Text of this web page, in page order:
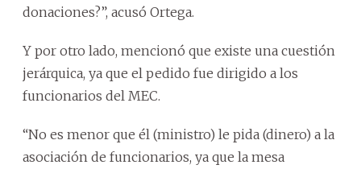
donaciones?”, acusó Ortega.
Y por otro lado, mencionó que existe una cuestión
jerárquica, ya que el pedido fue dirigido a los
funcionarios del MEC.
“No es menor que él (ministro) le pida (dinero) a la
asociación de funcionarios, ya que la mesa